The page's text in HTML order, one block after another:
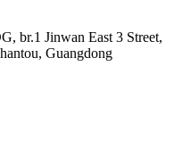
br.1 Jinwan East 3 Street,
Guangdong